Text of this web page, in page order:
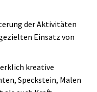
der Aktivitäten
Einsatz von
kreative
Speckstein, Malen